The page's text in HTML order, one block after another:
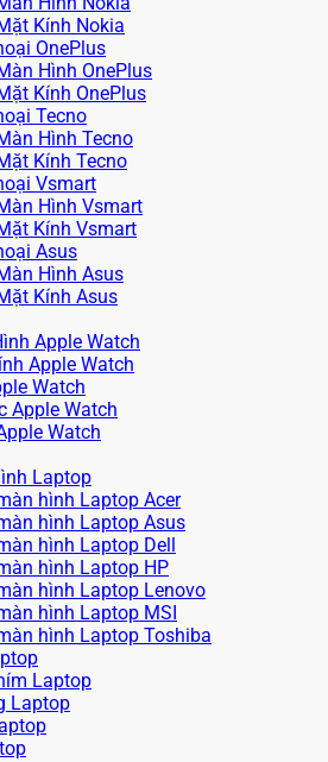
Kính Nokia
OnePlus
Hình OnePlus
Kính OnePlus
Tecno
Hình Tecno
Kính Tecno
Vsmart
Hình Vsmart
Kính Vsmart
Asus
Hình Asus
Kính Asus
Apple Watch
Apple Watch
Watch
Apple Watch
Watch
Laptop
hình Laptop Acer
hình Laptop Asus
hình Laptop Dell
hình Laptop HP
hình Laptop Lenovo
hình Laptop MSI
hình Laptop Toshiba
Laptop
Laptop